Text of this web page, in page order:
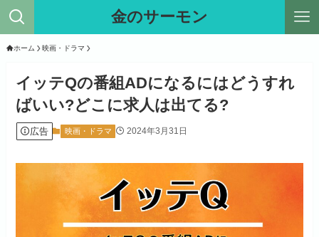
金のサーモン
ホーム 映画・ドラマ
イッテQの番組ADになるにはどうすれ
ばいい?どこに求人は出てる?
広告 映画・ドラマ 2024年3月31日